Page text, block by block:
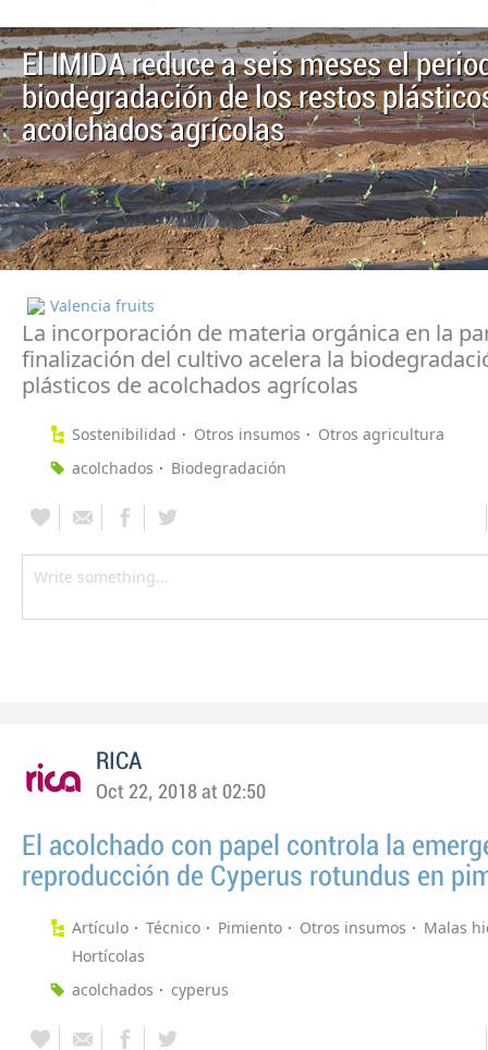
El IMIDA reduce a seis meses el
biodegradación de los restos
acolchados agrícolas
Valencia fruits
La incorporación de materia orgánica en la
finalización del cultivo acelera la
plásticos de acolchados agrícolas
Sostenibilidad Otros insumos
Otros agricultura
acolchados
Biodegradación
RICA
Oct 22, 2018 at 02:50
El acolchado con papel controla la
reproducción de Cyperus rotundus en
Artículo Técnico Pimiento Otros insumos
Malas
Hortícolas
acolchados
cyperus